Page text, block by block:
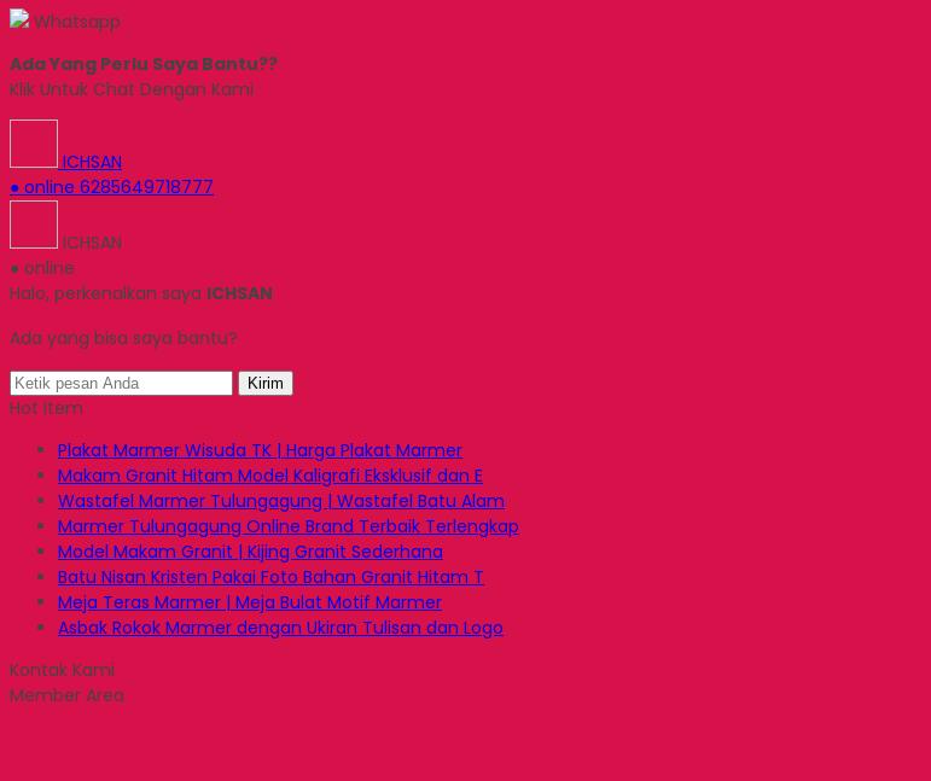
Whatsapp
Ada Yang Perlu Saya Bantu??
Klik Untuk Chat Dengan Kami
ICHSAN
● online 6285649718777
ICHSAN
● online
Halo, perkenalkan saya ICHSAN
Ada yang bisa saya bantu?
Kirim
Hot Item
Plakat Marmer Wisuda TK | Harga Plakat Marmer
Makam Granit Hitam Model Kaligrafi Eksklusif dan E
Wastafel Marmer Tulungagung | Wastafel Batu Alam
Marmer Tulungagung Online Brand Terbaik Terlengkap
Model Makam Granit | Kijing Granit Sederhana
Batu Nisan Kristen Pakai Foto Bahan Granit Hitam T
Meja Teras Marmer | Meja Bulat Motif Marmer
Asbak Rokok Marmer dengan Ukiran Tulisan dan Logo
Kontak Kami
Member Area